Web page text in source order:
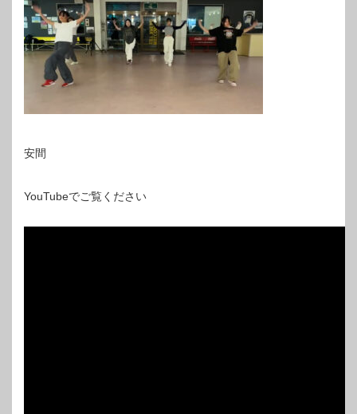
安間
YouTubeでご覧ください